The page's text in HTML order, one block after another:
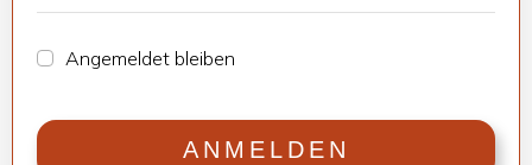
Ange­mel­det blei­ben
ANMEL­DEN